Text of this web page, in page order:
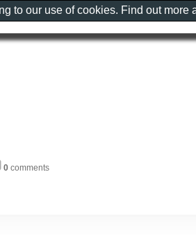
0 comments
to our use of cookies. Find out more